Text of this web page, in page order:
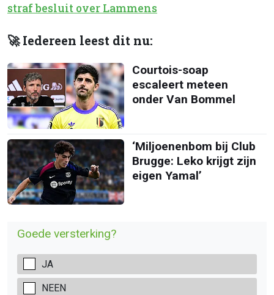
straf besluit over Lammens
🚀 Iedereen leest dit nu:
Courtois-soap
escaleert meteen
onder Van Bommel
‘Miljoenenbom bij Club
Brugge: Leko krijgt zijn
eigen Yamal’
Goede versterking?
JA
NEEN